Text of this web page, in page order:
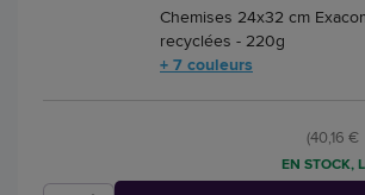
Chemises 24x32 cm
recyclées - 220g
+ 7 couleurs
(40,16 €
EN STOCK,